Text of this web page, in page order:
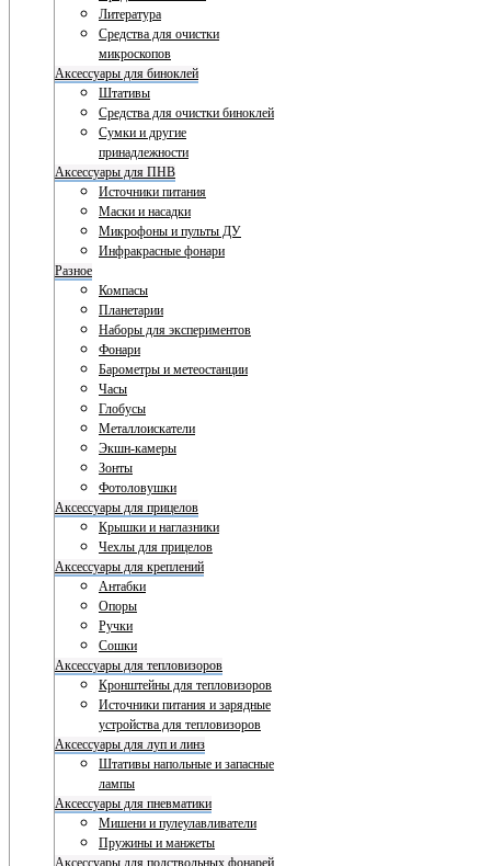
Литература
Средства для очистки
микроскопов
Аксессуары для биноклей
Штативы
Средства для очистки биноклей
Сумки и другие
принадлежности
Аксессуары для ПНВ
Источники питания
Маски и насадки
Микрофоны и пульты ДУ
Инфракрасные фонари
Разное
Компасы
Планетарии
Наборы для экспериментов
Фонари
Барометры и метеостанции
Часы
Глобусы
Металлоискатели
Экшн-камеры
Зонты
Фотоловушки
Аксессуары для прицелов
Крышки и наглазники
Чехлы для прицелов
Аксессуары для креплений
Антабки
Опоры
Ручки
Сошки
Аксессуары для тепловизоров
Кронштейны для тепловизоров
Источники питания и зарядные
устройства для тепловизоров
Аксессуары для луп и линз
Штативы напольные и запасные
лампы
Аксессуары для пневматики
Мишени и пулеулавливатели
Пружины и манжеты
Аксессуары для подствольных фонарей